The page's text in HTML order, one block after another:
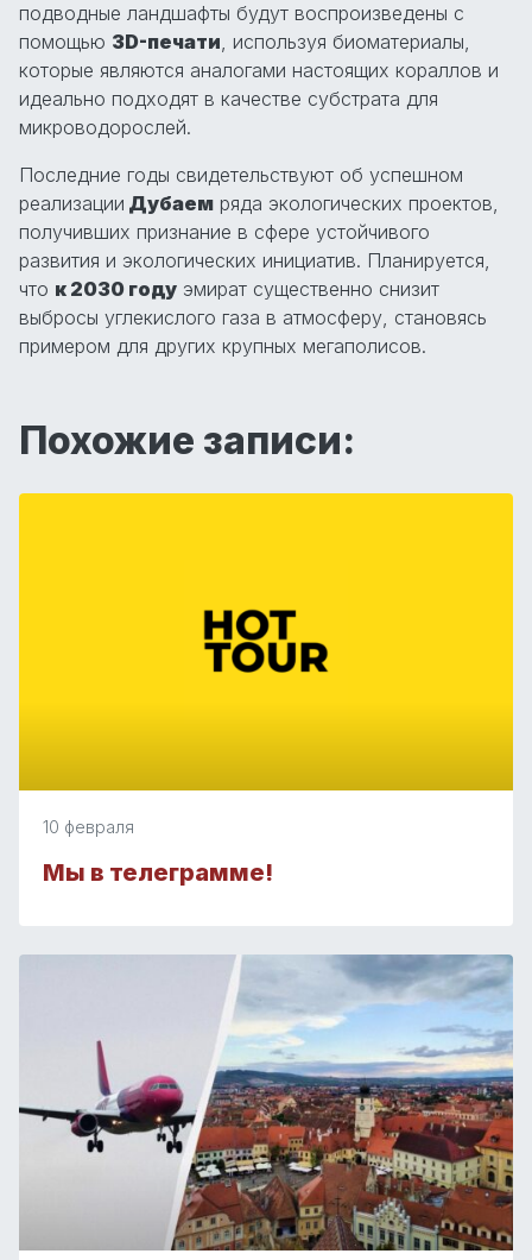
подводные ландшафты будут воспроизведены с
помощью 3D-печати, используя биоматериалы,
которые являются аналогами настоящих кораллов и
идеально подходят в качестве субстрата для
микроводорослей.
Последние годы свидетельствуют об успешном
реализации Дубаем ряда экологических проектов,
получивших признание в сфере устойчивого
развития и экологических инициатив. Планируется,
что к 2030 году эмират существенно снизит
выбросы углекислого газа в атмосферу, становясь
примером для других крупных мегаполисов.
Похожие записи:
10 февраля
Мы в телеграмме!